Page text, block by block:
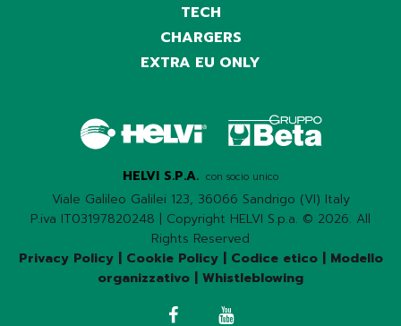
TECH
CHARGERS
EXTRA EU ONLY
HELVI S.P.A. con socio unico
Viale Galileo Galilei 123, 36066 Sandrigo (VI) Italy
P.iva IT03197820248 | Copyright HELVI S.p.a. © 2026. All
Rights Reserved
Privacy Policy| Cookie Policy| Codice etico| Modello
organizzativo | Whistleblowing